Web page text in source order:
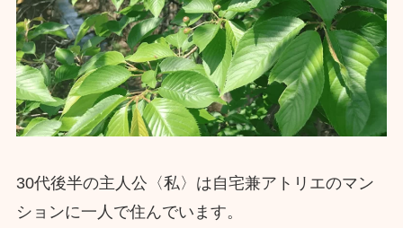
30代後半の主人公〈私〉は自宅兼アトリエのマン
ションに一人で住んでいます。